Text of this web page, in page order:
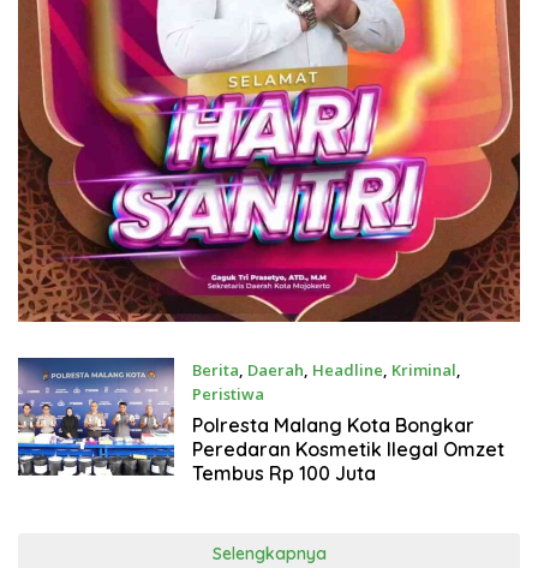
Berita, Daerah, Headline, Kriminal,
Peristiwa
Juli 17, 2026
Polresta Malang Kota Bongkar
Peredaran Kosmetik Ilegal Omzet
Tembus Rp 100 Juta
Selengkapnya